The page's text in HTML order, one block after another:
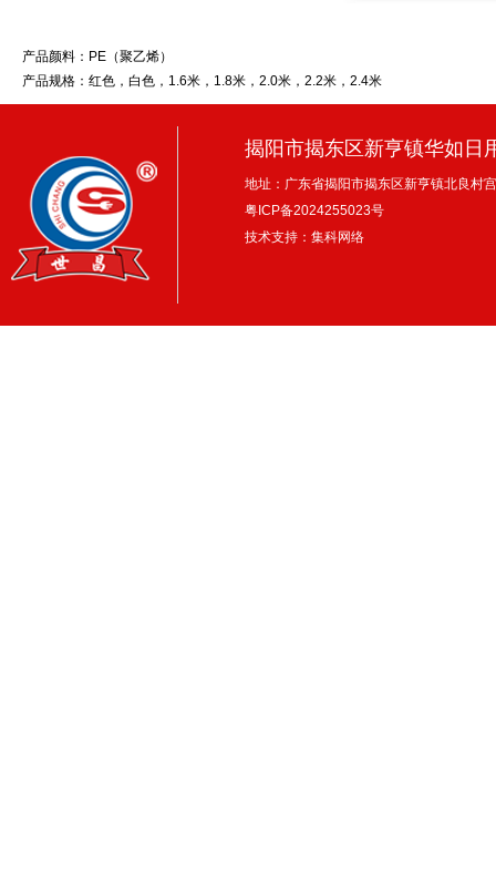
产品颜料：PE（聚乙烯）
产品规格：红色，白色，1.6米，1.8米，2.0米，2.2米，2.4米
揭阳市揭东区新亨镇华如日
地址：广东省揭阳市揭东区新亨镇北良村
粤ICP备2024255023号
技术支持：集科网络